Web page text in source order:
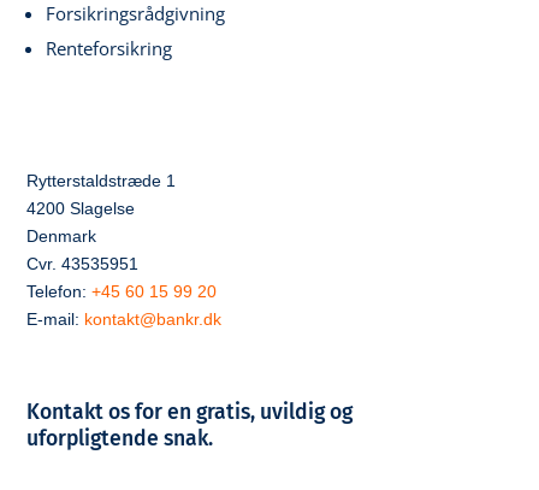
Forsikringsrådgivning
Renteforsikring
Rytterstaldstræde 1
4200 Slagelse
Denmark
Cvr. 43535951
Telefon:+45 60 15 99 20
E-mail: kontakt@bankr.dk
Kontakt os for en gratis, uvildig og
uforpligtende snak.